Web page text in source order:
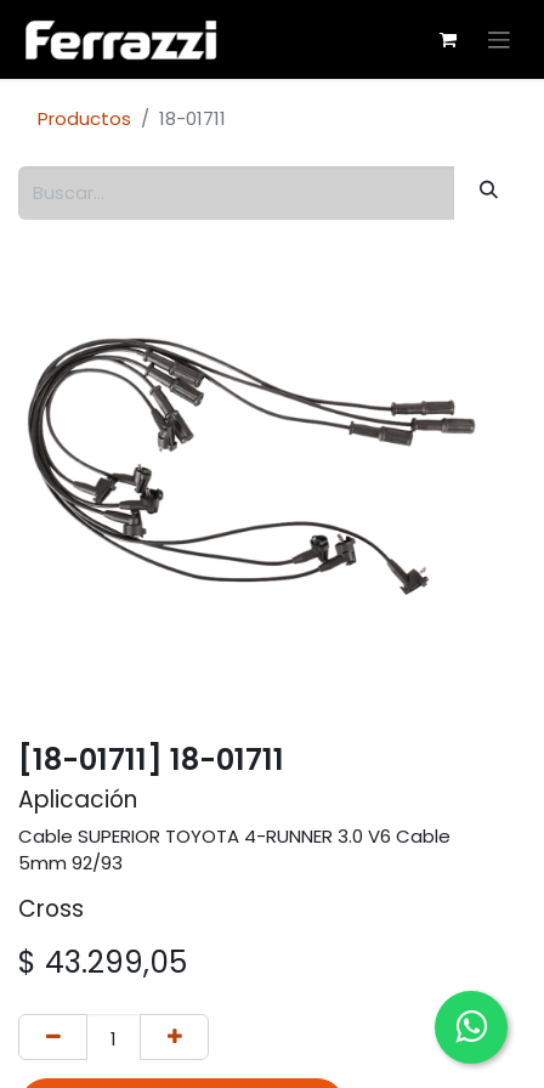
Productos 18-01711
[18-01711] 18-01711
Aplicación
Cable SUPERIOR TOYOTA 4-RUNNER 3.0 V6 Cable
5mm 92/93
Cross
$ 43.299,05